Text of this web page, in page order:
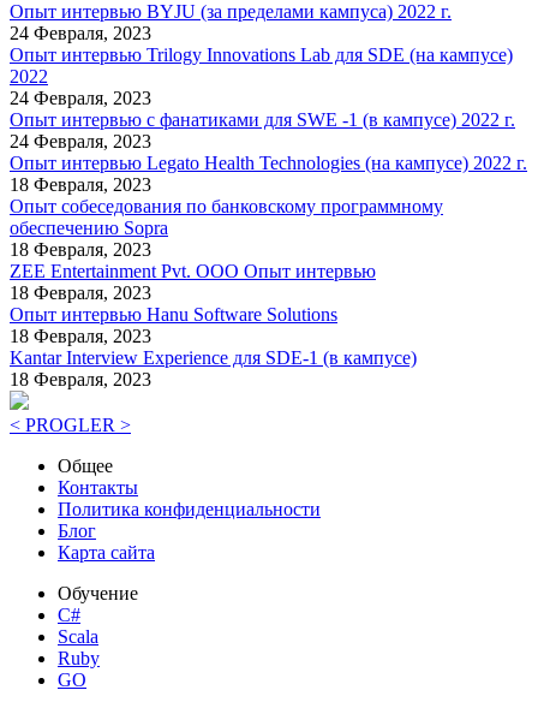
Опыт интервью BYJU (за пределами кампуса) 2022 г.
24 Февраля, 2023
Опыт интервью Trilogy Innovations Lab для SDE (на кампусе)
2022
24 Февраля, 2023
Опыт интервью с фанатиками для SWE -1 (в кампусе) 2022 г.
24 Февраля, 2023
Опыт интервью Legato Health Technologies (на кампусе) 2022 г.
18 Февраля, 2023
Опыт собеседования по банковскому программному
обеспечению Sopra
18 Февраля, 2023
ZEE Entertainment Pvt. ООО Опыт интервью
18 Февраля, 2023
Опыт интервью Hanu Software Solutions
18 Февраля, 2023
Kantar Interview Experience для SDE-1 (в кампусе)
18 Февраля, 2023
< PROGLER >
Общее
Контакты
Политика конфиденциальности
Блог
Карта сайта
Обучение
C#
Scala
Ruby
GO